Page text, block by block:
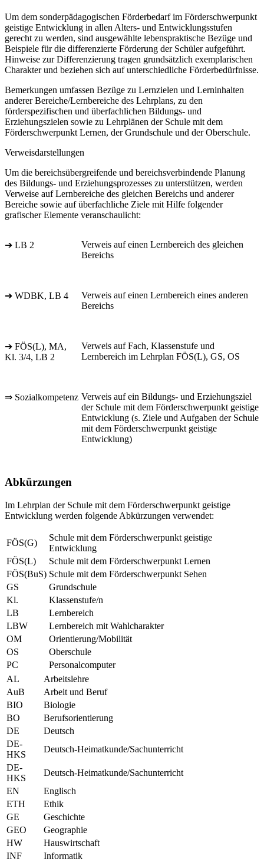
Um dem sonderpädagogischen Förderbedarf im Förderschwerpunkt
geistige Entwicklung in allen Alters- und Entwicklungsstufen
gerecht zu werden, sind ausgewählte lebenspraktische Bezüge und
Beispiele für die differenzierte Förderung der Schüler aufgeführt.
Hinweise zur Differenzierung tragen grundsätzlich exemplarischen
Charakter und beziehen sich auf unterschiedliche Förderbedürfnisse.
Bemerkungen umfassen Bezüge zu Lernzielen und Lerninhalten
anderer Bereiche/Lernbereiche des Lehrplans, zu den
förderspezifischen und überfachlichen Bildungs- und
Erziehungszielen sowie zu Lehrplänen der Schule mit dem
Förderschwerpunkt Lernen, der Grundschule und der Oberschule.
Verweisdarstellungen
Um die bereichsübergreifende und bereichsverbindende Planung
des Bildungs- und Erziehungsprozesses zu unterstützen, werden
Verweise auf Lernbereiche des gleichen Bereichs und anderer
Bereiche sowie auf überfachliche Ziele mit Hilfe folgender
grafischer Elemente veranschaulicht:
➔ LB 2
Verweis auf einen Lernbereich des gleichen
Bereichs
➔ WDBK, LB 4
Verweis auf einen Lernbereich eines anderen
Bereichs
➔ FÖS(L), MA,
Kl. 3/4, LB 2
Verweis auf Fach, Klassenstufe und
Lernbereich im Lehrplan FÖS(L), GS, OS
⇒ Sozialkompetenz Verweis auf ein Bildungs- und Erziehungsziel
der Schule mit dem Förderschwerpunkt geistige
Entwicklung (s. Ziele und Aufgaben der Schule
mit dem Förderschwerpunkt geistige
Entwicklung)
Abkürzungen
Im Lehrplan der Schule mit dem Förderschwerpunkt geistige
Entwicklung werden folgende Abkürzungen verwendet:
FÖS(G)
Schule mit dem Förderschwerpunkt geistige
Entwicklung
FÖS(L)
Schule mit dem Förderschwerpunkt Lernen
FÖS(BuS) Schule mit dem Förderschwerpunkt Sehen
GS
Grundschule
Kl.
Klassenstufe/n
LB
Lernbereich
LBW
Lernbereich mit Wahlcharakter
OM
Orientierung/Mobilität
OS
Oberschule
PC
Personalcomputer
AL
Arbeitslehre
AuB
Arbeit und Beruf
BIO
Biologie
BO
Berufsorientierung
DE
Deutsch
DE-
HKS
Deutsch-Heimatkunde/Sachunterricht
DE-
HKS
Deutsch-Heimatkunde/Sachunterricht
EN
Englisch
ETH
Ethik
GE
Geschichte
GEO
Geographie
HW
Hauswirtschaft
INF
Informatik